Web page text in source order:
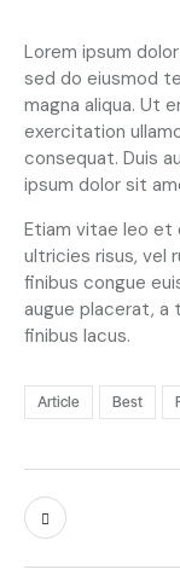
t
e
t
c
l
i
a
k
a
g
e
g
e
n
,
Lorem ipsum
sed do eiusmod
magna aliqua. Ut
exercitation
consequat. Duis
ipsum dolor sit
Etiam vitae leo et
ultricies risus, vel
finibus congue
augue placerat, a
finibus lacus.
Article Best